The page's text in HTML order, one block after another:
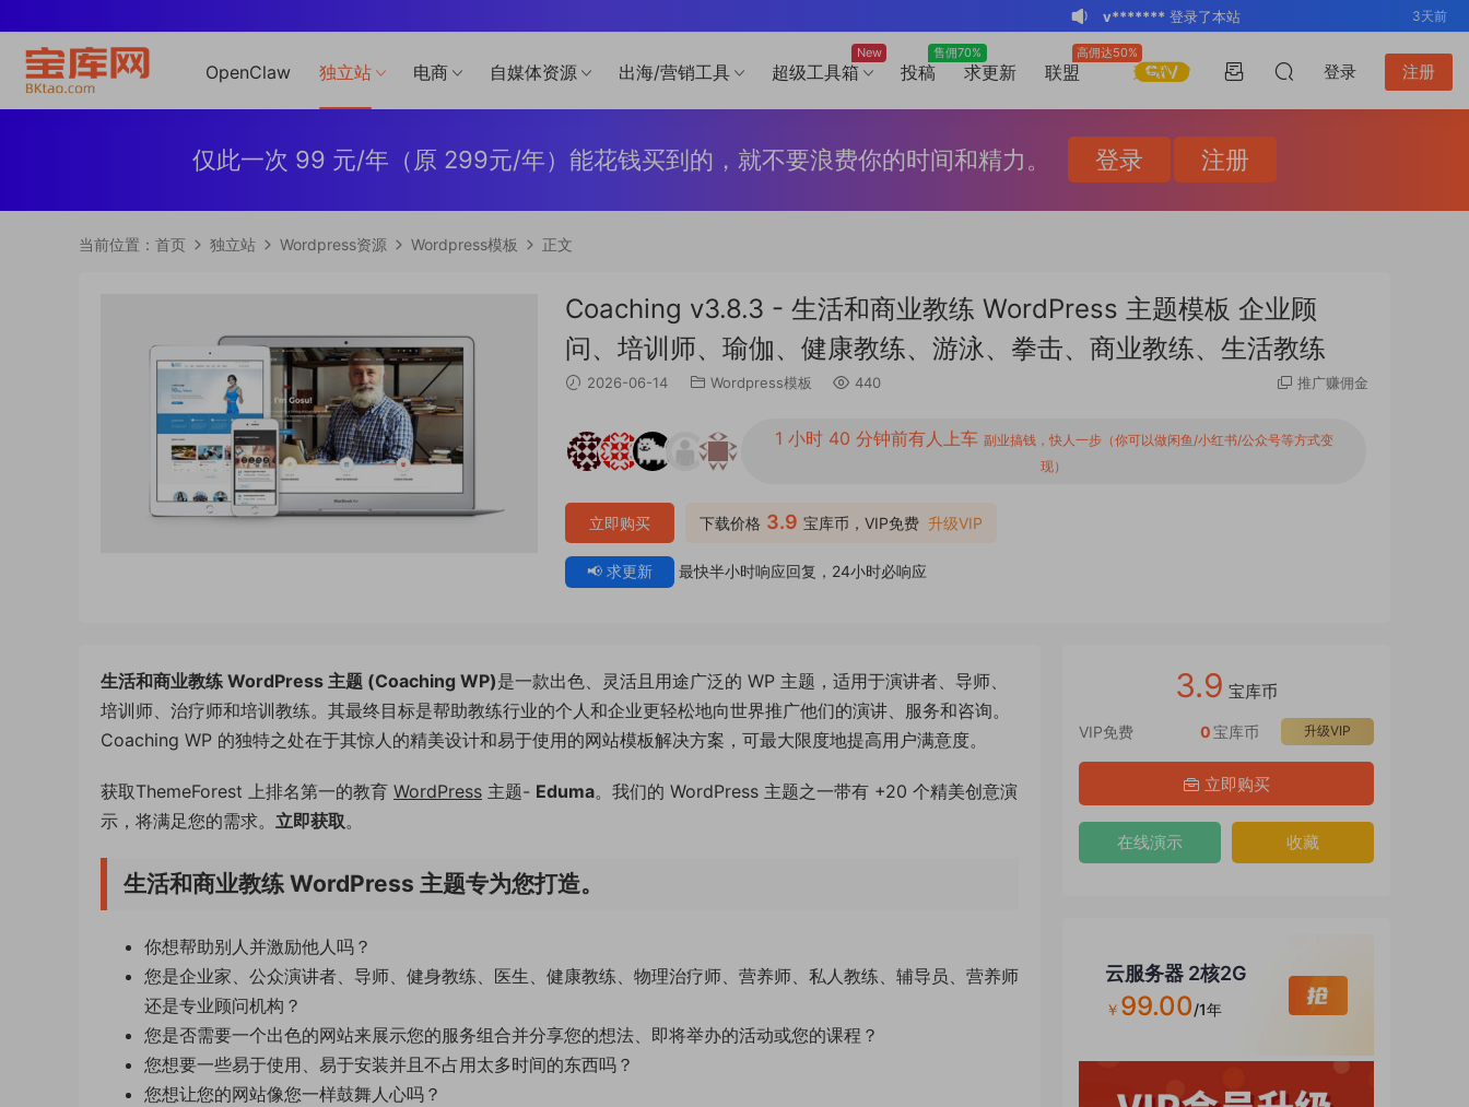
OpenClaw 独立站 电商 自媒体资源 出海/营销工具 超级工具箱
New
投稿
售佣70%
求更新 联盟
高佣达50%
升级VIP 登录 注册
v******* 登录了本站 3天前
BK登录了本站
v*******登录了本站 3周前
v*******下载了资源WP Mail SMTP
Pro v4.5.0 / v4.2.0 Wordpress邮件插
件
3周前
v******* 购买了资源WP Mail SMTP
Pro v4.5.0 / v4.2.0 Wordpress邮件插
件
v*******下载了资源Elementor Pro
v4.1.2/v4.1.1/v4.0.4 /v4.0.1 /v3.33.2
/3.27.x /3.26.3 强大先进的网站构建器
插件wordpress主题模板编辑神器页面生
成器插件 wp响应式主题模板编辑生成器
o*******下载了资源Elementor Pro
v3.29.2 / v3.29.1 / v3.29.0 / v3.28.x
/3.27.x /3.26.3 强大先进的网站构建器
插件wordpress主题模板编辑神器页面生
公司主题模板外贸跨境电商模板编辑工具
4周前
/v3.32.1/ v3.31.0 / v3.30.1/ v3.30.0 /
v3.29.2 / v3.29.1 / v3.29.0 / v3.28.x
/3.27.x /3.26.3 强大先进的网站构建器
成器插件 wp响应式主题模板编辑生成器
v*******下载了资源Advanced
Custom Fields Pro v6.7.0.2 / v6.5.1 /
v6.4.3 / v6.4.2 / v6.4.1 / v6.4.0.1
Wordpress插件ACF PRO
仅此一次 99 元/年（原 299元/年）能花钱买到的，就不要浪费你的时间和精力。 登录 注册
当前位置： 首页 独立站 Wordpress资源 Wordpress模板 正文
Coaching v3.8.3 - 生活和商业教练 WordPress 主题模板 企业顾
问、培训师、瑜伽、健康教练、游泳、拳击、商业教练、生活教练
2026-06-14 Wordpress模板 440 推广赚佣金
1 小时 40 分钟前有人上车 副业搞钱，快人一步（你可以做闲鱼/小红书/公众号等方式变
现）
下载价格 3.9 宝库币，VIP免费 升级VIP
立即购买
📢 求更新 最快半小时响应回复，24小时必响应
生活和商业教练 WordPress 主题 (Coaching WP)是一款出色、灵活且用途广泛的 WP 主题，适用于演讲者、导师、
培训师、治疗师和培训教练。其最终目标是帮助教练行业的个人和企业更轻松地向世界推广他们的演讲、服务和咨询。
Coaching WP 的独特之处在于其惊人的精美设计和易于使用的网站模板解决方案，可最大限度地提高用户满意度。
获取ThemeForest 上排名第一的教育 WordPress 主题- Eduma。我们的 WordPress 主题之一带有 +20 个精美创意演
示，将满足您的需求。 立即获取。
生活和商业教练 WordPress 主题专为您打造。
你想帮助别人并激励他人吗？
您是企业家、公众演讲者、导师、健身教练、医生、健康教练、物理治疗师、营养师、私人教练、辅导员、营养师
还是专业顾问机构？
您是否需要一个出色的网站来展示您的服务组合并分享您的想法、即将举办的活动或您的课程？
您想要一些易于使用、易于安装并且不占用太多时间的东西吗？
您想让您的网站像您一样鼓舞人心吗？
3.9 宝库币
VIP免费 升级VIP
0宝库币
立即购买
在线演示 收藏
云服务器 2核2G
￥ 99.00/1年